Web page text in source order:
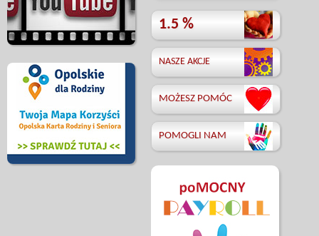
1.5 %
NASZE AKCJE
MOŻESZ POMÓC
POMOGLI NAM